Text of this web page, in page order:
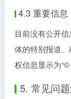
4.3 重要信息
目前没有公开
体的特别报道
权信息显示为“©
5. 常见问